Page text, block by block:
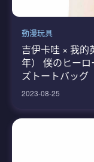
動漫玩具
吉伊卡哇 × 我的
年） 僕のヒー
ズトートバッグ
2023-08-25